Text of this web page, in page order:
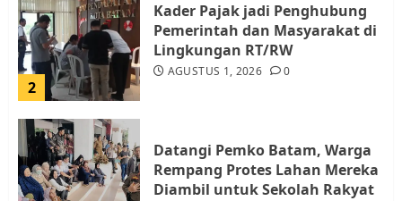
2
Kader Pajak jadi Penghubung
Pemerintah dan Masyarakat di
Lingkungan RT/RW
AGUSTUS 1, 2026 0
Datangi Pemko Batam, Warga
Rempang Protes Lahan Mereka
Diambil untuk Sekolah Rakyat